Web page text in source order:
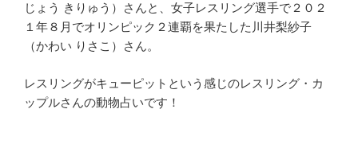
じょう きりゅう）さんと、女子レスリング選手で２０２
１年８月でオリンピック２連覇を果たした川井梨紗子
（かわい りさこ）さん。
レスリングがキューピットという感じのレスリング・カ
ップルさんの動物占いです！